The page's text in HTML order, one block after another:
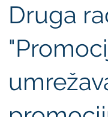
Druga